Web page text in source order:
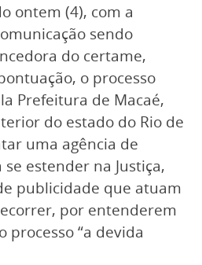
ontem (4), com a
sendo
do certame,
o processo
Prefeitura de Macaé,
do estado do Rio de
uma agência de
estender na Justiça,
publicidade que atuam
por entenderem
processo “a devida